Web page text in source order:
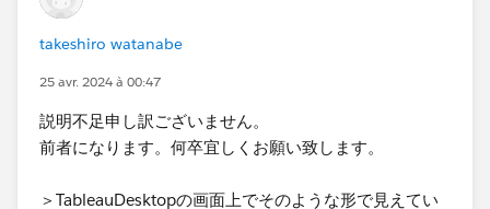
べると求めていた表が作成できます。
takeshiro watanabe
25 avr. 2024 à 00:47
説明不足申し訳ございません。
前者になります。何卒宜しくお願い致します。​
＞TableauDesktopの画面上でそのような形で見えてい